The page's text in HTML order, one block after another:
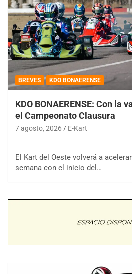
BREVES KDO BONAERENSE
KDO BONAERENSE: Con la
el Campeonato Clausura
7 agosto, 2026 E-Kart
El Kart del Oeste volverá a
semana con el inicio del…